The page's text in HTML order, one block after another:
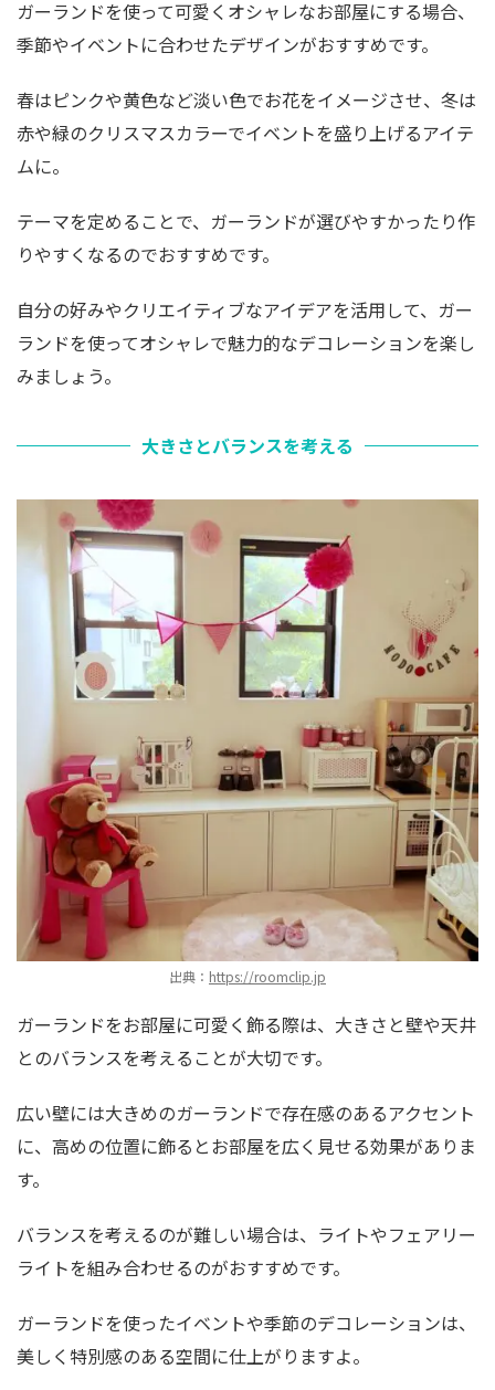
ガーランドを使って可愛くオシャレなお部屋にする場合、
季節やイベントに合わせたデザインがおすすめです。
春はピンクや黄色など淡い色でお花をイメージさせ、冬は
赤や緑のクリスマスカラーでイベントを盛り上げるアイテ
ムに。
テーマを定めることで、ガーランドが選びやすかったり作
りやすくなるのでおすすめです。
自分の好みやクリエイティブなアイデアを活用して、ガー
ランドを使ってオシャレで魅力的なデコレーションを楽し
みましょう。
大きさとバランスを考える
出典： https://roomclip.jp
ガーランドをお部屋に可愛く飾る際は、大きさと壁や天井
とのバランスを考えることが大切です。
広い壁には大きめのガーランドで存在感のあるアクセント
に、高めの位置に飾るとお部屋を広く見せる効果がありま
す。
バランスを考えるのが難しい場合は、ライトやフェアリー
ライトを組み合わせるのがおすすめです。
ガーランドを使ったイベントや季節のデコレーションは、
美しく特別感のある空間に仕上がりますよ。